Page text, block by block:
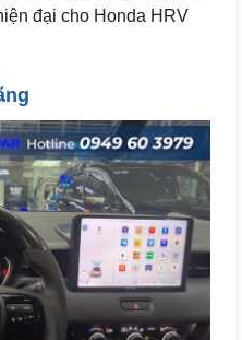
đại cho Honda HRV